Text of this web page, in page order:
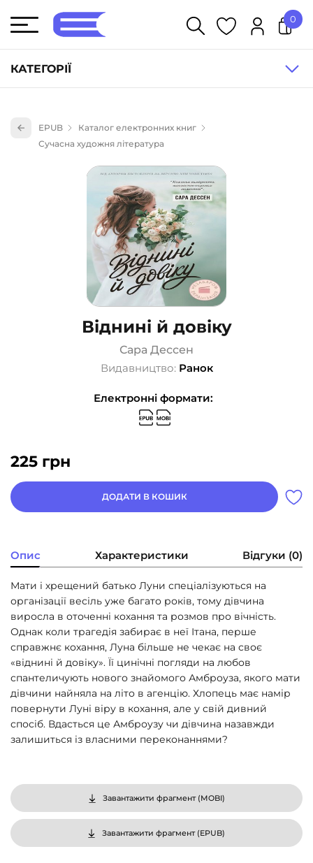
КАТЕГОРІЇ
Книги для дітей (836)
Науково-популярна література (1015)
Навчальна література та посібники (527)
Енциклопедії, довідники, словники (55)
Подарункові сертифікати (1)
0
EPUB
Каталог електронних книг
Сучасна художня література
Віднині й довіку
Сара Дессен
Видавництво: Ранок
Електронні формати:
225 грн
ДОДАТИ В КОШИК
Опис Характеристики Відгуки (0)
Мати і хрещений батько Луни спеціалізуються на
організації весіль уже багато років, тому дівчина
виросла в оточенні кохання та розмов про вічність.
Однак коли трагедія забирає в неї Ітана, перше
справжнє кохання, Луна більше не чекає на своє
«віднині й довіку». Її цинічні погляди на любов
спантеличують нового знайомого Амброуза, якого мати
дівчини найняла на літо в агенцію. Хлопець має намір
повернути Луні віру в кохання, але у свій дивний
спосіб. Вдасться це Амброузу чи дівчина назавжди
залишиться із власними переконаннями?
Завантажити фрагмент (MOBI)
Завантажити фрагмент (EPUB)